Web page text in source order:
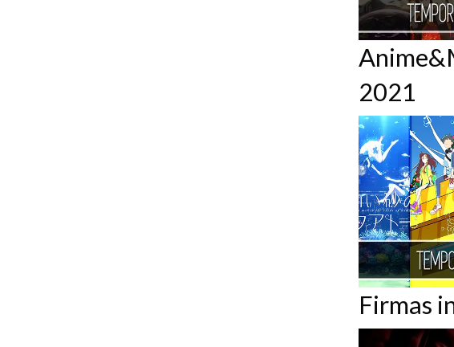
2021
Firmas